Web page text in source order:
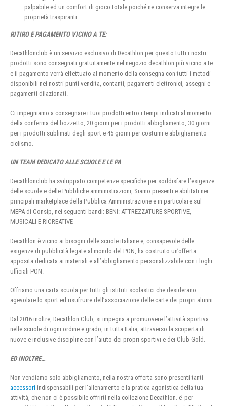
palpabile ed un comfort di gioco totale poiché ne conserva integre le
proprietà traspiranti.
RITIRO E PAGAMENTO VICINO A TE:
Decathlonclub è un servizio esclusivo di Decathlon per questo tutti i nostri
prodotti sono consegnati gratuitamente nel negozio decathlon più vicino a te
e il pagamento verrà effettuato al momento della consegna con tutti i metodi
disponibili nei nostri punti vendita, contanti, pagamenti elettronici, assegni e
pagamenti dilazionati.
Ci impegniamo a consegnare i tuoi prodotti entro i tempi indicati al momento
della conferma del bozzetto, 20 giorni per i prodotti abbigliamento, 30 giorni
per i prodotti sublimati degli sport e 45 giorni per costumi e abbigliamento
ciclismo.
UN TEAM DEDICATO ALLE SCUOLE E LE PA
Decathlonclub ha sviluppato competenze specifiche per soddisfare l’esigenze
delle scuole e delle Pubbliche amministrazioni, Siamo presenti e abilitati nei
principali marketplace della Pubblica Amministrazione e in particolare sul
MEPA di Consip, nei seguenti bandi: BENI: ATTREZZATURE SPORTIVE,
MUSICALI E RICREATIVE
Decathlon è vicino ai bisogni delle scuole italiane e, consapevole delle
esigenze di pubblicità legate al mondo del PON, ha costruito un’offerta
apposita dedicata ai materiali e all’abbigliamento personalizzabile con i loghi
ufficiali PON.
Offriamo una carta scuola per tutti gli istituti scolastici che desiderano
agevolare lo sport ed usufruire dell’associazione delle carte dei propri alunni.
Dal 2016 inoltre, Decathlon Club, si impegna a promuovere l’attività sportiva
nelle scuole di ogni ordine e grado, in tutta Italia, attraverso la scoperta di
nuove e inclusive discipline con l’aiuto dei propri sportivi e dei Club Gold.
ED INOLTRE…
Non vendiamo solo abbigliamento, nella nostra offerta sono presenti tanti
accessori indispensabili per l’allenamento e la pratica agonistica della tua
attività, che non ci è possibile offrirti nella collezione Decathlon. e’ per